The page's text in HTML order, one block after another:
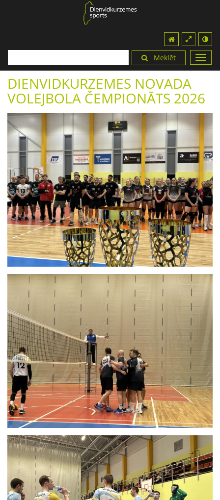
Meklēt
DIENVIDKURZEMES NOVADA
VOLEJBOLA ČEMPIONĀTS 2026